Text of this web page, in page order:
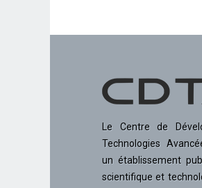
Le Centre de
Technologies
un établissement
scientifique et